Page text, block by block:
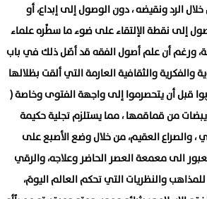
الرد ونقيضه ، دون الوصول إلى إبداع، أو
إلى نقطة الإلتقاء على ضوء ما سطَّره علماء
ورغم أن علم أصول الفقه قد أصّل ذلك في باب
والفكرية والثقافية العارمة التي ألقت بظلالها
قبل أن يتحصرموا إلى واجهة الفتوى وخاصة (
من قماقمها ، مما يستلزم تجلية حكيمة
والصراع العقيم، من خلال وضع الأصبع على
الى معمعة العصر الحاضر وعلاجه، والرقي
والنظريات التي تحكم العالم اليومَ،